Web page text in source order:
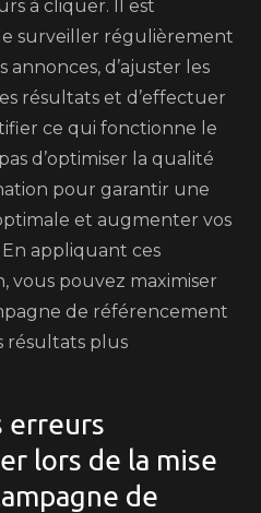
à cliquer. Il est
surveiller régulièrement
annonces, d’ajuster les
résultats et d’effectuer
ce qui fonctionne le
d’optimiser la qualité
pour garantir une
et augmenter vos
appliquant ces
vous pouvez maximiser
de référencement
résultats plus
erreurs
lors de la mise
de